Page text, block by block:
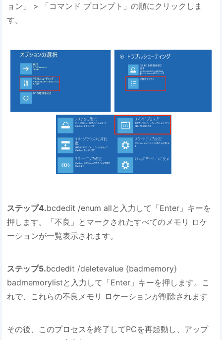
ョン」 > 「コマンド プロンプト」の順にクリックしま
す。
ステップ4.bcdedit /enum allと入力して「Enter」キーを
押します。「不良」とマークされたすべてのメモリ ロケ
ーションが一覧表示されます。
ステップ5.bcdedit /deletevalue {badmemory}
badmemorylistと入力して「Enter」キーを押します。こ
れで、これらの不良メモリ ロケーションが削除されます
その後、このプロセスを終了してPCを再起動し、アップ